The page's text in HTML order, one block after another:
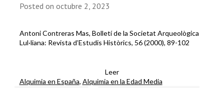
Posted on octubre 2, 2023
Antoni Contreras Mas, Bolletí de la Societat Arqueològica
Lul·liana: Revista d’Estudis Històrics, 56 (2000), 89-102
Leer
Alquimia en España, Alquimia en la Edad Media